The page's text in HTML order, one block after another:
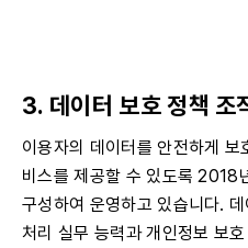
3. 데이터 보호 정책 조
이용자의 데이터를 안전하게
비스를 제공할 수 있도록 2018
구성하여 운영하고 있습니다.
처리 실무 능력과 개인정보 보